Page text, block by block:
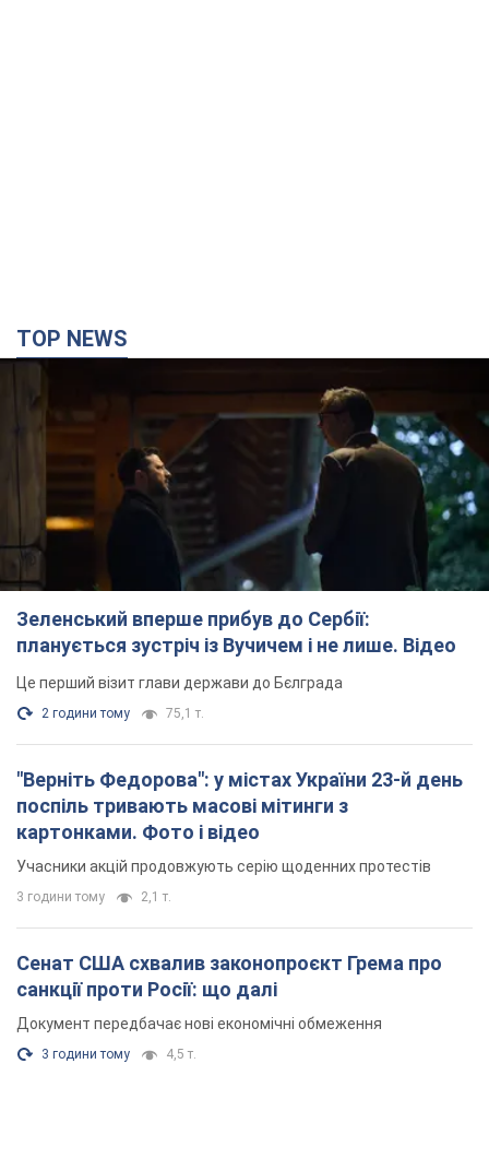
Зеленський вперше прибув до Сербії:
планується зустріч із Вучичем і не лише. Відео
Це перший візит глави держави до Бєлграда
75,1 т.
"Верніть Федорова": у містах України 23-й день
поспіль тривають масові мітинги з
картонками. Фото і відео
Учасники акцій продовжують серію щоденних протестів
3 години тому 2,1 т.
Сенат США схвалив законопроєкт Грема про
санкції проти Росії: що далі
Документ передбачає нові економічні обмеження
3 години тому